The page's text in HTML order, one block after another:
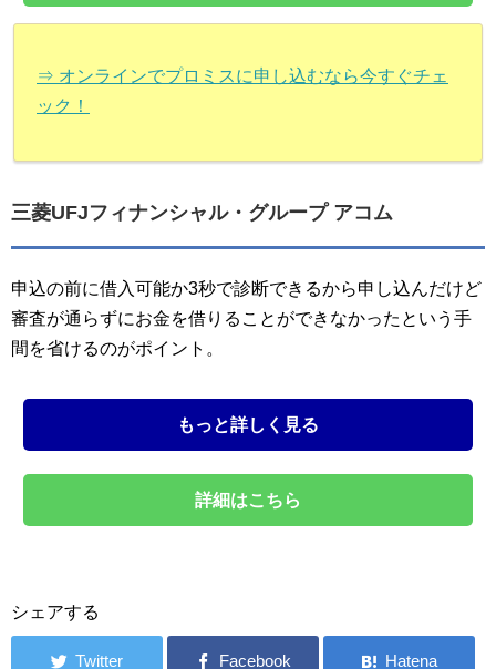
⇒ オンラインでプロミスに申し込むなら今すぐチェ
ック！
三菱UFJフィナンシャル・グループ アコム
申込の前に借入可能か3秒で診断できるから申し込んだけど
審査が通らずにお金を借りることができなかったという手
間を省けるのがポイント。
もっと詳しく見る
詳細はこちら
シェアする